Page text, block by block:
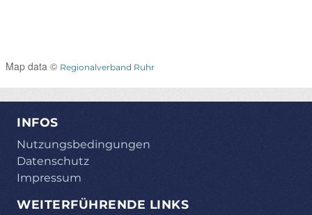
Map data © Regionalverband Ruhr
INFOS
Nutzungsbedingungen
Datenschutz
Impressum
WEITERFÜHRENDE LINKS